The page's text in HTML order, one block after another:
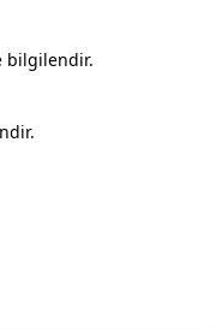
bilgilendir.